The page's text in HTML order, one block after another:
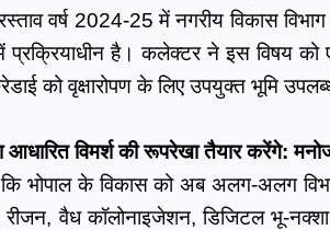
वर्ष 2024-25 में नगरीय विकास
प्रक्रियाधीन है। कलेक्टर ने इस विषय को
को वृक्षारोपण के लिए उपयुक्त भूमि
आधारित विमर्श की रूपरेखा तैयार करेंगे:
भोपाल के विकास को अब अलग-अलग
रीजन, वैध कॉलोनाइजेशन, डिजिटल भू-